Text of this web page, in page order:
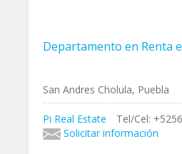
Departamento en Renta
San Andres Cholula, Puebla
Pi Real Estate
Tel/Cel:
Solicitar información